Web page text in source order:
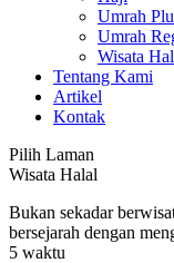
Umrah
Umrah
Wisata
Tentang Kami
Artikel
Kontak
Pilih Laman
Wisata Halal
Bukan sekadar
bersejarah dengan
5 waktu